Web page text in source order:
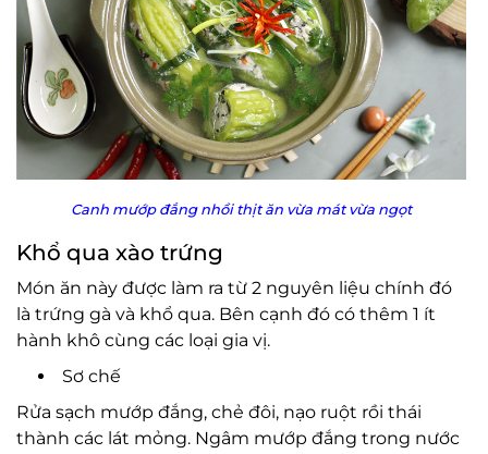
Canh mướp đắng nhồi thịt ăn vừa mát vừa ngọt
Khổ qua xào trứng
Món ăn này được làm ra từ 2 nguyên liệu chính đó
là trứng gà và khổ qua. Bên cạnh đó có thêm 1 ít
hành khô cùng các loại gia vị.
Sơ chế
Rửa sạch mướp đắng, chẻ đôi, nạo ruột rồi thái
thành các lát mỏng. Ngâm mướp đắng trong nước